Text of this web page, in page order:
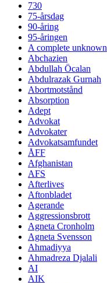
730
75-årsdag
90-åring
95-åringen
A complete unknown
Abchazien
Abdullah Öcalan
Abdulrazak Gurnah
Abortmotstånd
Absorption
Adept
Advokat
Advokater
Advokatsamfundet
ÅFF
Afghanistan
AFS
Afterlives
Aftonbladet
Agerande
Aggressionsbrott
Agneta Cronholm
Agneta Svensson
Ahmadiyya
Ahmadreza Djalali
AI
AIK